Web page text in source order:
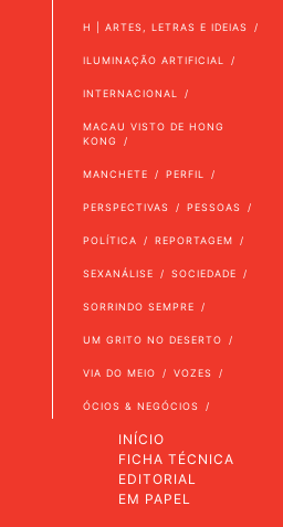
H | ARTES, LETRAS E IDEIAS
ILUMINAÇÃO ARTIFICIAL
INTERNACIONAL
MACAU VISTO DE HONG
KONG
MANCHETE PERFIL
PERSPECTIVAS PESSOAS
POLÍTICA REPORTAGEM
SEXANÁLISE SOCIEDADE
SORRINDO SEMPRE
UM GRITO NO DESERTO
VIA DO MEIO VOZES
ÓCIOS & NEGÓCIOS
INÍCIO
FICHA TÉCNICA
EDITORIAL
EM PAPEL